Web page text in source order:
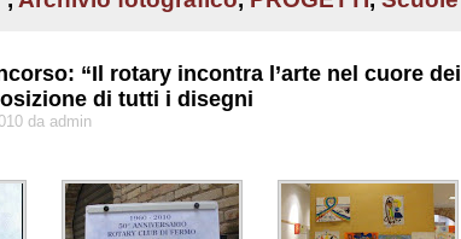
“Il rotary incontra l’arte nel cuore dei
di tutti i disegni
da admin